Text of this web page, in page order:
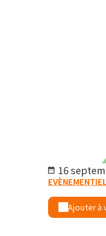
16
EVÈNEMENTIEL
Ajouter à